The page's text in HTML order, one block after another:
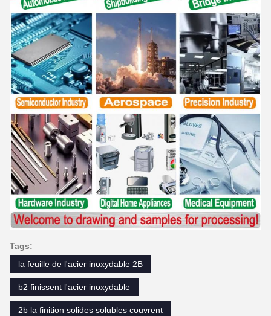
Tags:
la feuille de l'acier inoxydable 2B
b2 finissent l'acier inoxydable
2b la finition solides solubles couvrent